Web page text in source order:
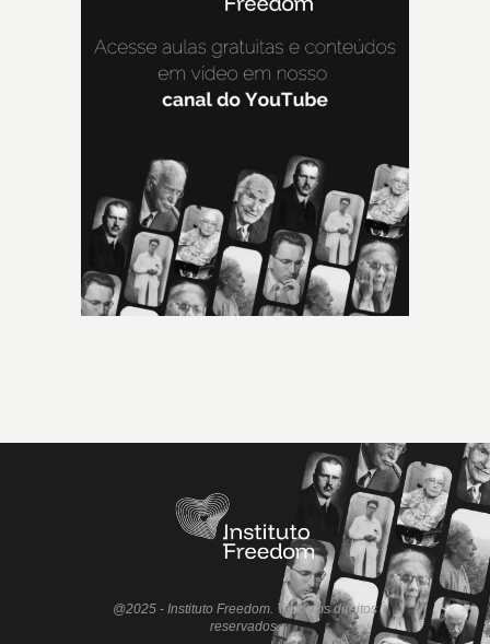
@2025 - Instituto Freedom. Todos os direitos
reservados.